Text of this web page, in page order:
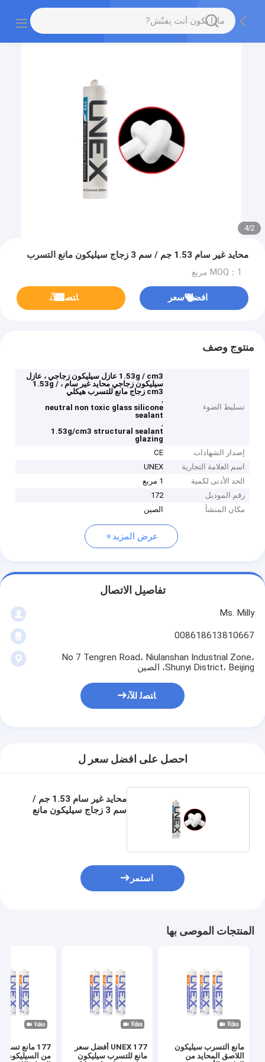
2
/
4
محايد غير سام 1.53 جم / سم 3 زجاج سيليكون مانع التسرب
MOQ：1 مربع
افضل سعر ﺎﺘﺼﻟ ﺍﻶﻧ
منتوج وصف
تسليط الضوء
1.53g / cm3 عازل سيليكون زجاجي ، عازل
سيليكون زجاجي محايد غير سام ، 1.53g /
cm3 زجاج مانع للتسرب هيكلي
,
neutral non toxic glass silicone
sealant
,
1.53g/cm3 structural sealant
glazing
إصدار الشهادات
CE
اسم العلامة التجارية
UNEX
الحد الأدنى لكمية
1 مربع
رقم الموديل
172
مكان المنشأ
الصين
عرض المزيد
تفاصيل الاتصال
Ms. Milly
008618613810667
No 7 Tengren Road، Niulanshan Industrial Zone،
Shunyi District، Beijing، الصين
ﺎﺘﺼﻟ ﺍﻶﻧ
احصل على افضل سعر ل
محايد غير سام 1.53 جم /
سم 3 زجاج سيليكون مانع
استمر
المنتجات الموصى بها
مانع التسرب سيليكون
اللاصق المحايد من
UNEX 177 أفضل سعر
مانع للتسرب سيليكون
177 مانع
من السيليكون